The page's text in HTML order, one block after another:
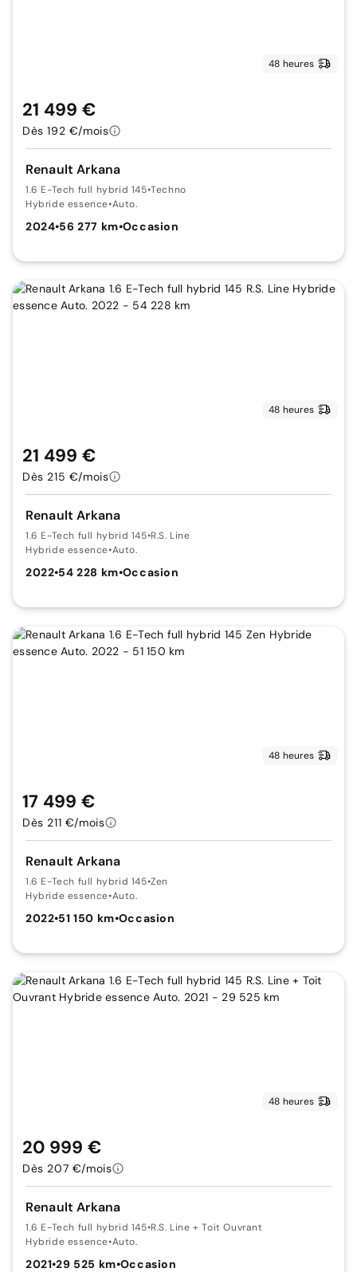
48 heures
Renault Arkana
1.6 E-Tech full hybrid 145•Techno
Hybride essence•Auto.
2024•56 277 km•Occasion
21 499 €
Dès 192 €/mois
48 heures
Renault Arkana
1.6 E-Tech full hybrid 145•R.S. Line
Hybride essence•Auto.
2022•54 228 km•Occasion
21 499 €
Dès 215 €/mois
48 heures
Renault Arkana
1.6 E-Tech full hybrid 145•Zen
Hybride essence•Auto.
2022•51 150 km•Occasion
17 499 €
Dès 211 €/mois
48 heures
Renault Arkana
1.6 E-Tech full hybrid 145•R.S. Line + Toit Ouvrant
Hybride essence•Auto.
2021•29 525 km•Occasion
20 999 €
Dès 207 €/mois